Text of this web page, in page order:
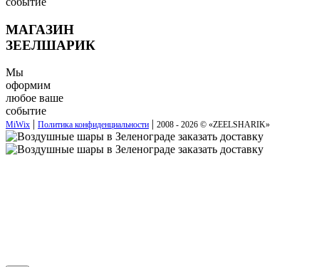
МАГАЗИН
ЗЕЕЛШАРИК
Мы
оформим
любое ваше
событие
MiWix | Политика конфиденциальности | 2008 - 2026 © «ZEELSHARIK»